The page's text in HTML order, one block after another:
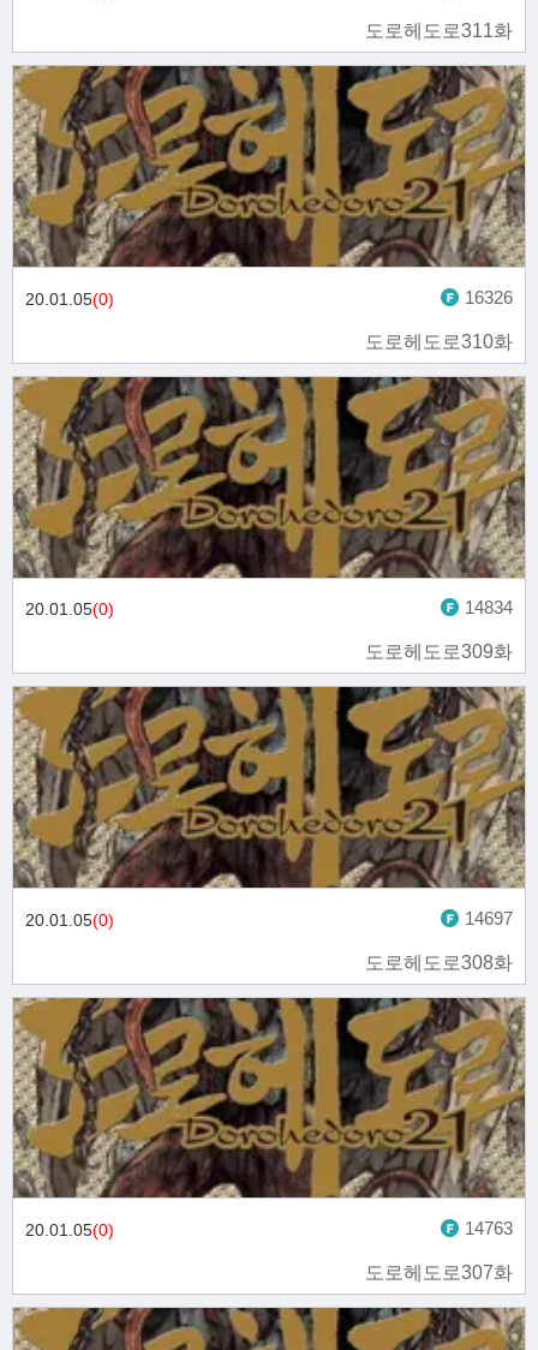
도로헤도로311화
도로헤도로310화
20.01.05(0) 16326
도로헤도로309화
20.01.05(0) 14834
도로헤도로308화
20.01.05(0) 14697
도로헤도로307화
20.01.05(0) 14763